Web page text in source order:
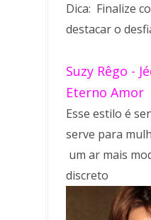
Dica: Finalize
destacar o
Suzy Rêgo -
Eterno Amor
Esse estilo é
serve para
um ar mais
discreto